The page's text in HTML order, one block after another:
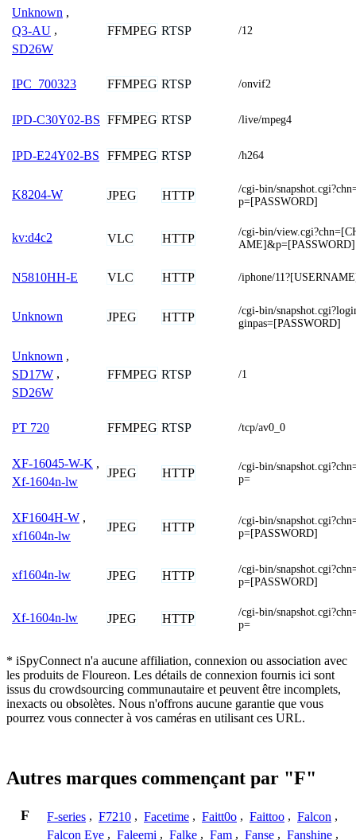
Unknown ,
Q3-AU ,
SD26W
FFMPEG RTSP /12
IPC_700323 FFMPEG RTSP /onvif2
IPD-C30Y02-BS FFMPEG RTSP /live/mpeg4
IPD-E24Y02-BS FFMPEG RTSP /h264
K8204-W JPEG HTTP
/cgi-bin/
p=[PASSWORD]
kv:d4c2 VLC HTTP
/cgi-bin/
AME]&p=[PASSWORD]
N5810HH-E VLC HTTP /iphone/
Unknown JPEG HTTP
/cgi-bin/
ginpas=[PASSWORD]
Unknown ,
SD17W ,
SD26W
FFMPEG RTSP /1
PT 720 FFMPEG RTSP /tcp/av0_0
XF-16045-W-K ,
Xf-1604n-lw
JPEG HTTP
/cgi-bin/
p=
XF1604H-W ,
xf1604n-lw
JPEG HTTP
/cgi-bin/
p=[PASSWORD]
xf1604n-lw JPEG HTTP
/cgi-bin/
p=[PASSWORD]
Xf-1604n-lw JPEG HTTP
/cgi-bin/
p=
* iSpyConnect n'a aucune affiliation, connexion ou association avec
les produits de Floureon. Les détails de connexion fournis ici sont
issus du crowdsourcing communautaire et peuvent être incomplets,
inexacts ou obsolètes. Nous n'offrons aucune garantie que vous
pourrez vous connecter à vos caméras en utilisant ces URL.
Autres marques commençant par "F"
F F-series , F7210 , Facetime , Faitt0o , Faittoo , Falcon ,
Falcon Eye , Faleemi , Falke , Fam , Fanse , Fanshine ,